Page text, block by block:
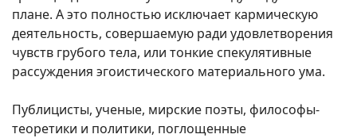
плане. А это полностью исключает кармическую
деятельность, совершаемую ради удовлетворения
чувств грубого тела, или тонкие спекулятивные
рассуждения эгоистического материального ума.
Публицисты, ученые, мирские поэты, философы-
теоретики и политики, поглощенные